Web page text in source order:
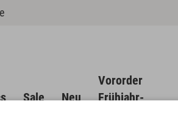
Sale Neu
Vororder
Frühjahr-